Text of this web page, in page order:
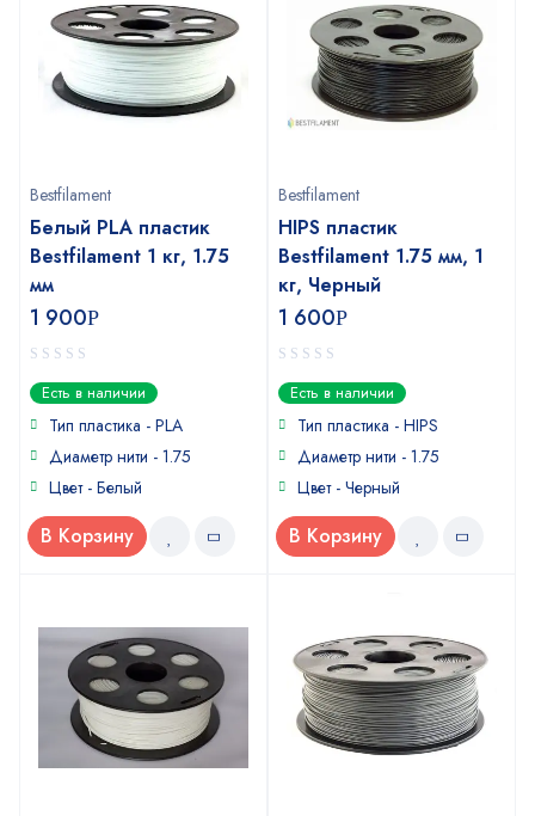
Bestfilament
Белый PLA пластик
Bestfilament 1 кг, 1.75
мм
1 900Р
0
out
of
Есть в наличии
Тип пластика - PLA
Диаметр нити - 1.75
Цвет - Белый
В Корзину
Bestfilament
HIPS пластик
Bestfilament 1.75 мм, 1
кг, Черный
1 600Р
0
out
of
Есть в наличии
Тип пластика - HIPS
Диаметр нити - 1.75
Цвет - Черный
В Корзину